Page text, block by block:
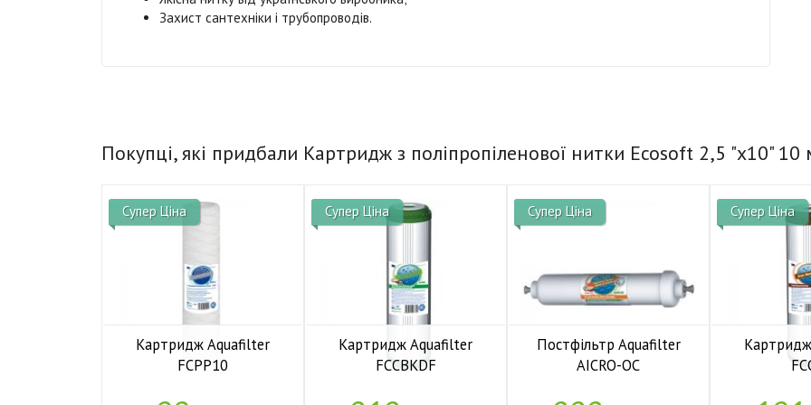
Захист сантехніки і трубопроводів.
Покупці, які придбали Картридж з поліпропіленової нитки Ecosoft 2,5 "x10"
Супер Ціна
Картридж Aquafilter
FCPP10
Супер Ціна
Картридж Aquafilter
FCCBKDF
Супер Ціна
Постфільтр Aquafilter
AICRO-QC
Супер Ціна